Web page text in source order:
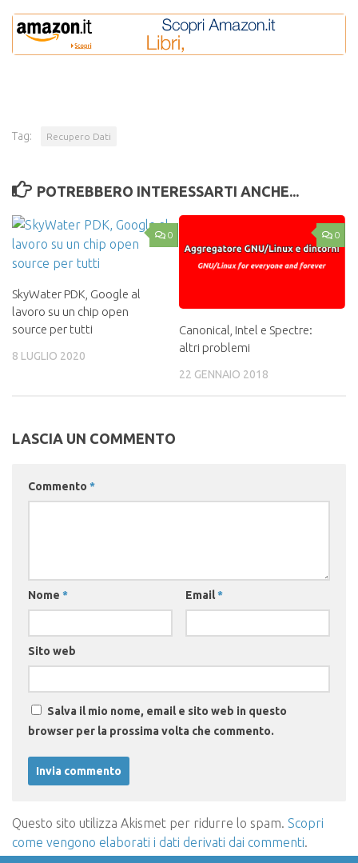
Tag: Recupero Dati
POTREBBERO INTERESSARTI ANCHE...
0
SkyWater PDK, Google al
lavoro su un chip open
source per tutti
8 LUGLIO 2020
0
Canonical, Intel e Spectre:
altri problemi
22 GENNAIO 2018
LASCIA UN COMMENTO
Commento *
Nome * Email*
Sito web
Salva il mio nome, email e sito web in questo
browser per la prossima volta che commento.
Questo sito utilizza Akismet per ridurre lo spam. Scopri
come vengono elaborati i dati derivati dai commenti.